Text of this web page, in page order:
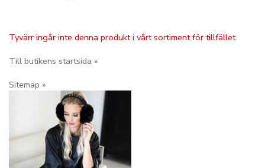
Tyvärr ingår inte denna produkt i vårt sortiment för tillfället.
Till butikens startsida »
Sitemap »